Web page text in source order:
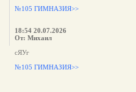
№105 ГИМНАЗИЯ>>
18:54 20.07.2026
От: Михаил
сЯУг
№105 ГИМНАЗИЯ>>